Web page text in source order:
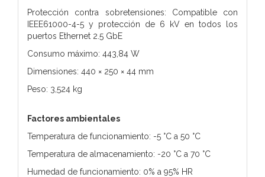
Protección contra sobretensiones: Compatible con
IEEE61000-4-5 y protección de 6 kV en todos los
puertos Ethernet 2.5 GbE
Consumo máximo: 443,84 W
Dimensiones: 440 × 250 × 44 mm
Peso: 3,524 kg
Factores ambientales
Temperatura de funcionamiento: -5 °C a 50 °C
Temperatura de almacenamiento: -20 °C a 70 °C
Humedad de funcionamiento: 0% a 95% HR